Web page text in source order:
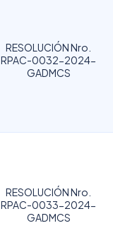
RESOLUCIÓN Nro.
RPAC-0032-2024-
GADMCS
RESOLUCIÓN Nro.
RPAC-0033-2024-
GADMCS